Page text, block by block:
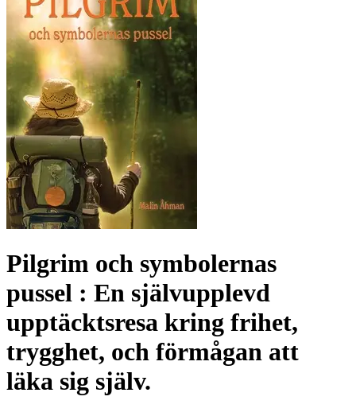
Pilgrim och symbolernas
pussel : En självupplevd
upptäcktsresa kring frihet,
trygghet, och förmågan att
läka sig själv.